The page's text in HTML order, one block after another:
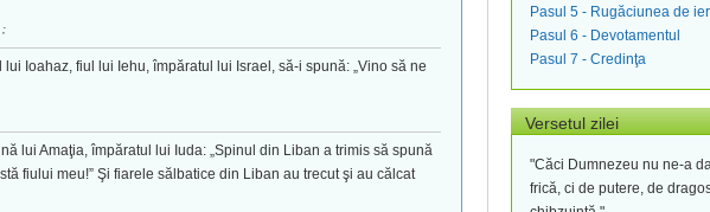
;
Ioahaz, fiul lui Iehu, împăratul lui Israel, să-i spună: „Vino să ne
lui Amaţia, împăratul lui Iuda: „Spinul din Liban a trimis să spună
fiului meu!” Şi fiarele sălbatice din Liban au trecut şi au călcat
Pasul 5 - Rugăciunea de
Pasul 6 - Devotamentul
Pasul 7 - Credinţa
Versetul zilei
"Căci Dumnezeu nu ne-a
frică, ci de putere, de